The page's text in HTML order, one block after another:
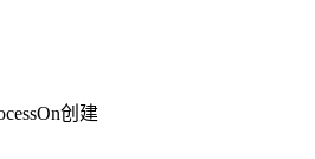
创建